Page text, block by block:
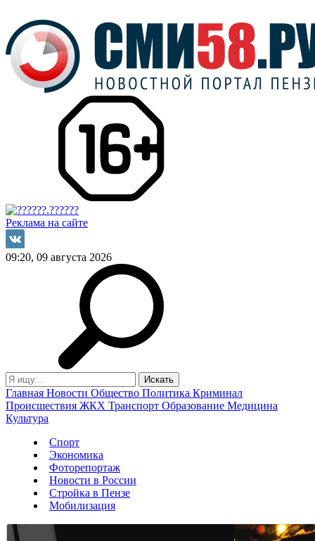
Реклама на сайте
09:20, 09 августа 2026
Главная Новости Общество Политика Криминал
Происшествия ЖКХ Транспорт Образование Медицина
Культура
Спорт
Экономика
Фоторепортаж
Новости в России
Стройка в Пензе
Мобилизация